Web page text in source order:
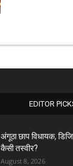
EDITOR
अंगूठा छाप विधायक,
कैसी तस्वीर?
August 8, 2026